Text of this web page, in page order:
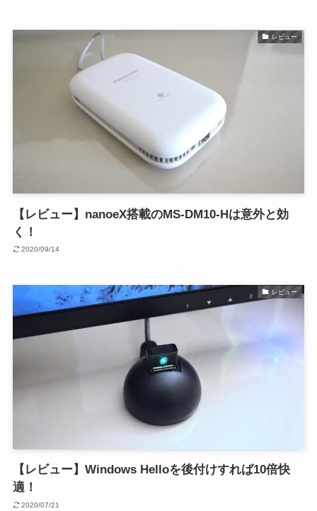
レビュー
【レビュー】nanoeX搭載のMS-DM10-Hは意外と効
く！
2020/09/14
レビュー
【レビュー】Windows Helloを後付けすれば10倍快
適！
2020/07/21